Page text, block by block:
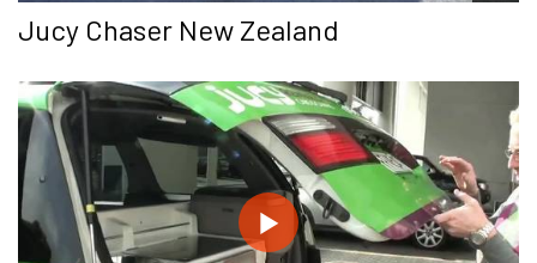
Jucy Chaser New Zealand